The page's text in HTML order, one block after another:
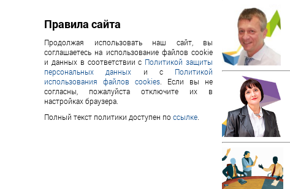
Правила сайта
Продолжая использовать наш сайт, вы
соглашаетесь на использование файлов cookie
и данных в соответствии с Политикой защиты
персональных данных и с Политикой
использования файлов cookies . Если вы не
согласны, пожалуйста отключите их в
настройках браузера.
Полный текст политики доступен поссылке